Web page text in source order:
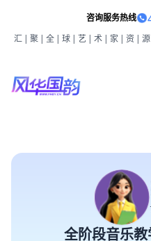
咨询服务热线
汇|聚|全|球|艺|术|家|资|源
全阶段音乐